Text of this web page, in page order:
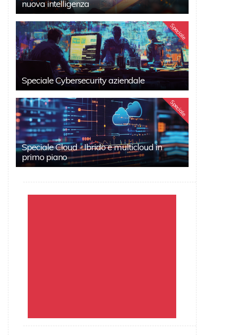
nuova intelligenza
Speciale
Speciale Cybersecurity aziendale
Speciale
Speciale Cloud - Ibrido e multicloud in
primo piano